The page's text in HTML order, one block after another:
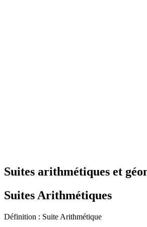
Suites arithmétiques et
Suites Arithmétiques
Définition : Suite Arithmétique